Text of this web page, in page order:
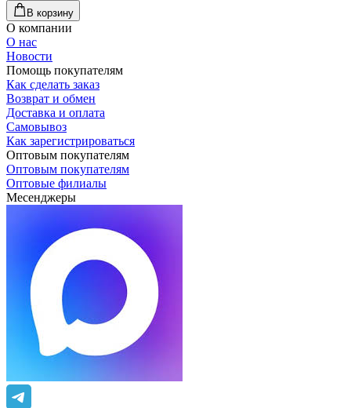
В корзину
О компании
О нас
Новости
Помощь покупателям
Как сделать заказ
Возврат и обмен
Доставка и оплата
Самовывоз
Как зарегистрироваться
Оптовым покупателям
Оптовым покупателям
Оптовые филиалы
Месенджеры